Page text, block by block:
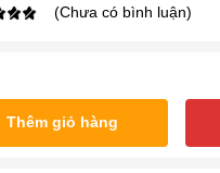
(Chưa có bình luận)
Thêm giỏ hàng